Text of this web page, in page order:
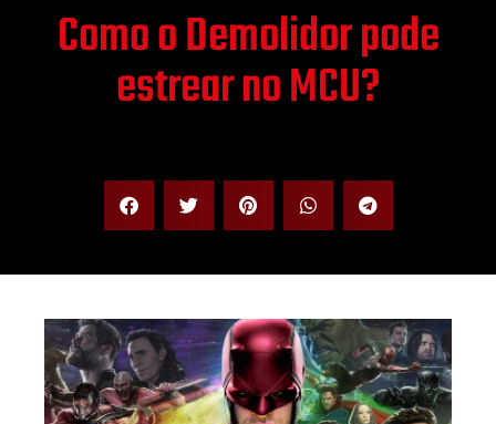
Como o Demolidor pode
estrear no MCU?